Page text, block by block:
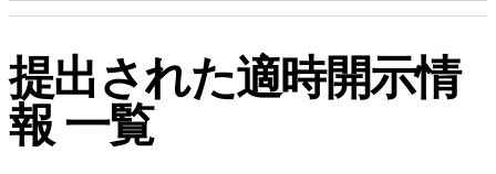
提出された適時開示情
報 一覧